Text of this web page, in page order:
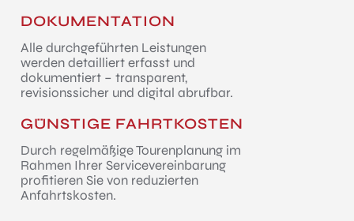
DOKUMENTATION
Alle durchgeführten Leistungen
werden detailliert erfasst und
dokumentiert – transparent,
revisionssicher und digital abrufbar.
GÜNSTIGE FAHRTKOSTEN
Durch regelmäßige Tourenplanung im
Rahmen Ihrer Servicevereinbarung
profitieren Sie von reduzierten
Anfahrtskosten.